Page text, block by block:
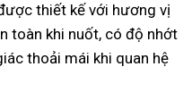
thiết kế với hương vị
toàn khi nuốt, có độ nhớt
thoải mái khi quan hệ